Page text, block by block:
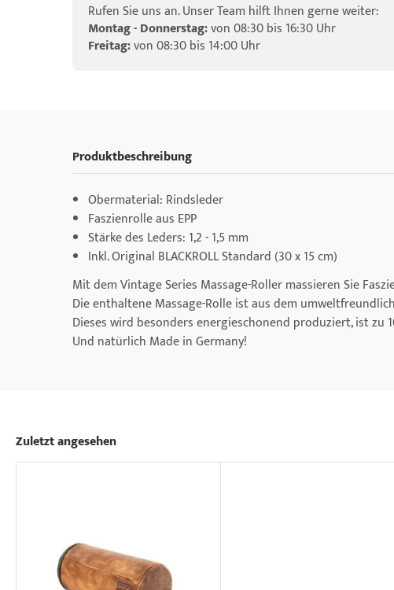
Rufen Sie uns an. Unser Team hilft Ihnen gerne weiter:
Montag - Donnerstag:von 08:30 bis 16:30 Uhr
Freitag:von 08:30 bis 14:00 Uhr
Produktbeschreibung
Obermaterial: Rindsleder
Faszienrolle aus EPP
Stärke des Leders: 1,2 - 1,5 mm
Inkl. Original BLACKROLL Standard (30 x 15 cm)
Mit dem Vintage Series Massage-Roller massieren Sie
Die enthaltene Massage-Rolle ist aus dem
Dieses wird besonders energieschonend produziert, ist
Und natürlich Made in Germany!
Zuletzt angesehen